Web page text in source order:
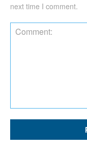
next time I comment.